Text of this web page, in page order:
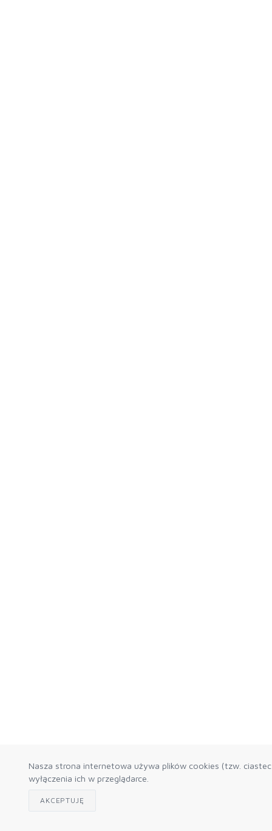
Nasza strona internetowa używa plików cookies (tzw.
wyłączenia ich w przeglądarce.
AKCEPTUJĘ